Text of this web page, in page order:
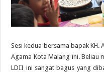
Sesi kedua bersama bapak KH.
Agama Kota Malang ini. Beliau
LDII ini sangat bagus yang